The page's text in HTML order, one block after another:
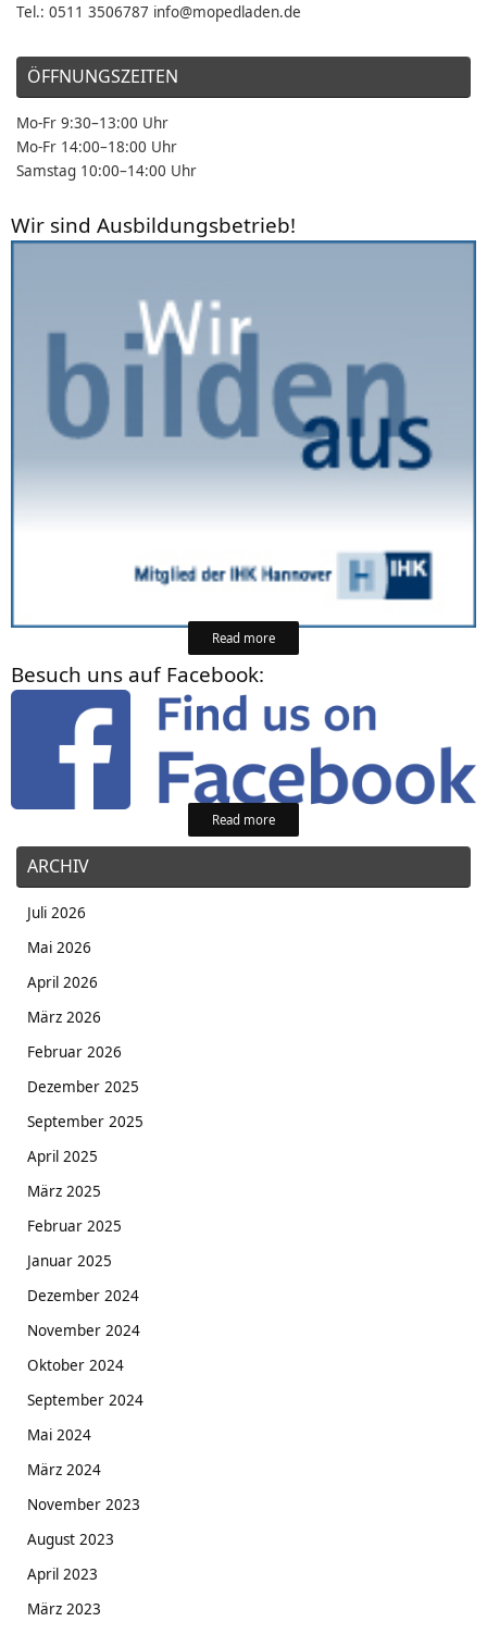
Tel.: 0511 3506787 info@mopedladen.de
ÖFFNUNGSZEITEN
Mo-Fr 9:30–13:00 Uhr
Mo-Fr 14:00–18:00 Uhr
Samstag 10:00–14:00 Uhr
Wir sind Ausbildungsbetrieb!
Read more
Besuch uns auf Facebook:
Read more
ARCHIV
Juli 2026
Mai 2026
April 2026
März 2026
Februar 2026
Dezember 2025
September 2025
April 2025
März 2025
Februar 2025
Januar 2025
Dezember 2024
November 2024
Oktober 2024
September 2024
Mai 2024
März 2024
November 2023
August 2023
April 2023
März 2023